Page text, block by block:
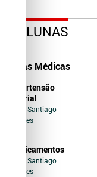
COLUNAS
Dicas Médicas
Hipertensão
Arterial
Jairo Santiago
Novaes
Medicamentos
Jairo Santiago
Novaes